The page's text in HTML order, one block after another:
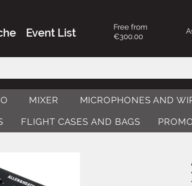
Event List
Free from
€300.00
MIXER MICROPHONES AND
FLIGHT CASES AND BAGS